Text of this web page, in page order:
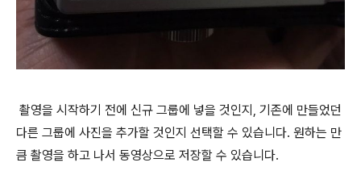
촬영을 시작하기 전에 신규 그룹에 넣을 것인지, 기존에 만들었던
다른 그룹에 사진을 추가할 것인지 선택할 수 있습니다. 원하는 만
큼 촬영을 하고 나서 동영상으로 저장할 수 있습니다.